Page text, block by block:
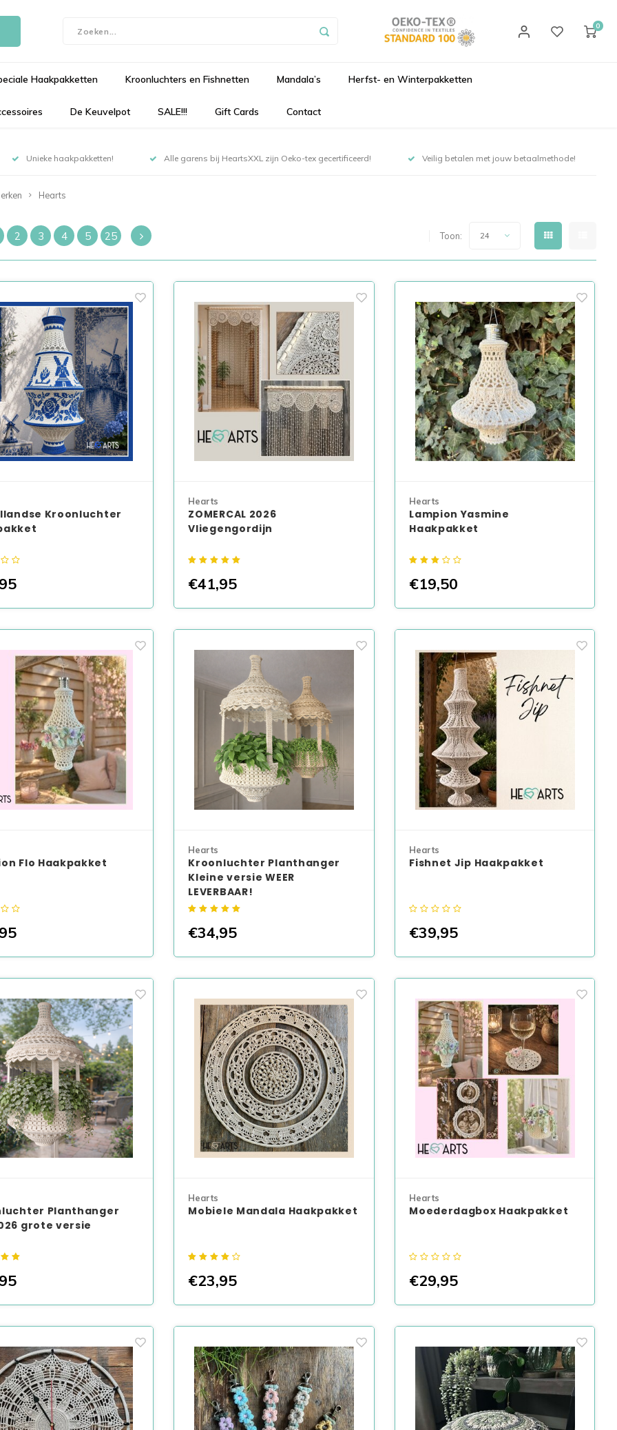
0
Haakpakketten Kroonluchters en Fishnetten Mandala’s Herfst- en Winterpakketten
De Keuvelpot SALE!!! Gift Cards Contact
Unieke haakpakketten! Alle garens bij HeartsXXL zijn Oeko-tex gecertificeerd! Veilig betalen met jouw betaalmethode!
Hearts
2 3 4 5 25 Toon: 24
Kroonluchter
Hearts
ZOMERCAL 2026
Vliegengordijn
€41,95
Hearts
Lampion Yasmine
Haakpakket
€19,50
Flo Haakpakket
Hearts
Kroonluchter Planthanger
Kleine versie WEER
LEVERBAAR!
€34,95
Hearts
Fishnet Jip Haakpakket
€39,95
Planthanger
grote versie
Hearts
Mobiele Mandala Haakpakket
€23,95
Hearts
Moederdagbox Haakpakket
€29,95